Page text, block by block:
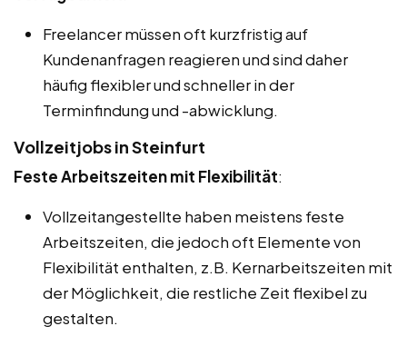
Freelancer müssen oft kurzfristig auf
Kundenanfragen reagieren und sind daher
häufig flexibler und schneller in der
Terminfindung und -abwicklung.
Vollzeitjobs in Steinfurt
Feste Arbeitszeiten mit Flexibilität:
Vollzeitangestellte haben meistens feste
Arbeitszeiten, die jedoch oft Elemente von
Flexibilität enthalten, z.B. Kernarbeitszeiten mit
der Möglichkeit, die restliche Zeit flexibel zu
gestalten.